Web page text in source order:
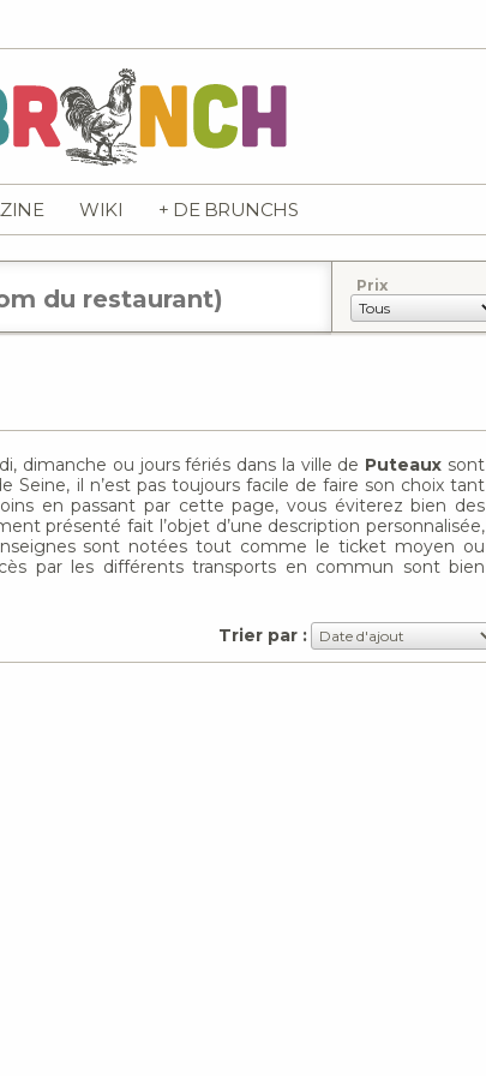
WIKI + DE BRUNCHS
Prix
dimanche ou jours fériés dans la ville de Puteaux sont
il n’est pas toujours facile de faire son choix tant
en passant par cette page, vous éviterez bien des
présenté fait l’objet d’une description personnalisée,
sont notées tout comme le ticket moyen ou
par les différents transports en commun sont bien
Trier par :